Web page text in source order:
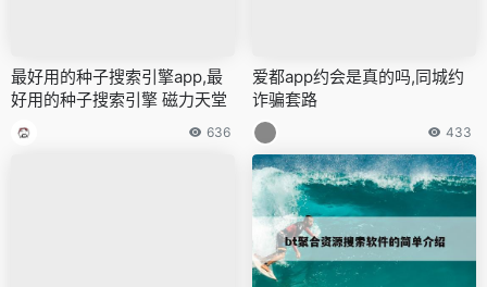
最好用的种子搜索引擎app,最
好用的种子搜索引擎 磁力天堂
636
爱都app约会是真的吗,同城约
诈骗套路
433